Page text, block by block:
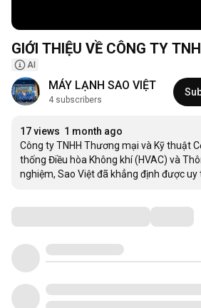
GIỚI THIỆU VỀ CÔNG TY
AI
MÁY LẠNH SAO VIỆT
4 subscribers
17 views 1 month ago
Công ty TNHH Thương mại và Kỹ thuật
thống Điều hòa Không khí (HVAC) và
nghiệm, Sao Việt đã khẳng định được